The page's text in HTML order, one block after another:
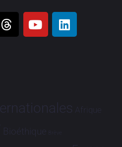
Afrique
Bioéthique Brève